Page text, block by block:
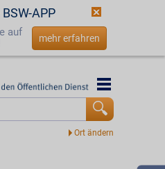
BSW-APP
auf
mehr erfahren